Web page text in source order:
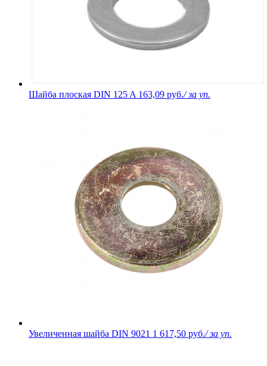
Шайба плоская DIN 125 A 163,09 руб./ за уп.
Увеличенная шайба DIN 9021 1 617,50 руб./ за уп.